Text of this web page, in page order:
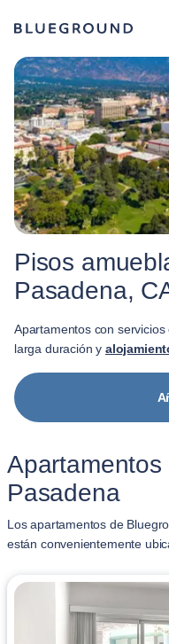
Pisos
Pasadena,
Apartamentos con
larga duración y
Pasadena
Los apartamentos de
están convenientemente